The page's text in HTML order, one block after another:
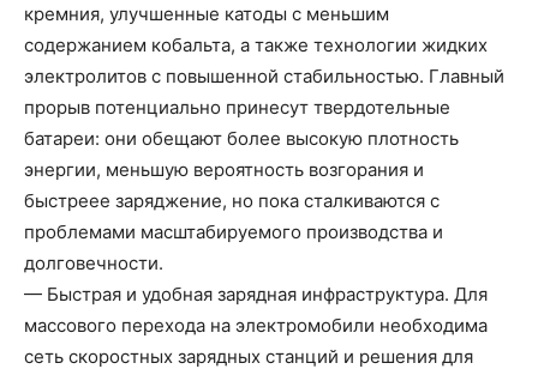
кремния, улучшенные катоды с меньшим
содержанием кобальта, а также технологии жидких
электролитов с повышенной стабильностью. Главный
прорыв потенциально принесут твердотельные
батареи: они обещают более высокую плотность
энергии, меньшую вероятность возгорания и
быстреее заряджение, но пока сталкиваются с
проблемами масштабируемого производства и
долговечности.
— Быстрая и удобная зарядная инфраструктура. Для
массового перехода на электромобили необходима
сеть скоростных зарядных станций и решения для